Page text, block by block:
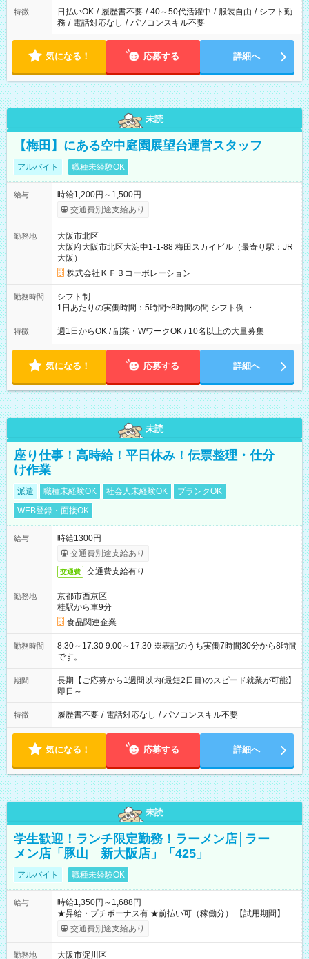
特徴 日払いOK / 履歴書不要 / 40～50代活躍中 / 服装自由 / シフト勤
務 / 電話対応なし / パソコンスキル不要
気になる！ 応募する 詳細へ
未読
【梅田】にある空中庭園展望台運営スタッフ
アルバイト 職種未経験OK
給与
時給1,200円～1,500円
交通費別途支給あり
勤務地
大阪市北区
大阪府大阪市北区大淀中1-1-88 梅田スカイビル（最寄り駅：JR
大阪）
株式会社ＫＦＢコーポレーション
勤務時間
シフト制
1日あたりの実働時間：5時間~8時間の間 シフト例 ・
9:30~18:00 実働7.5時間 ・9:30~14:30 実働5時間 ・
16:00~21:30 実働5.5時間
特徴 週1日からOK / 副業・WワークOK / 10名以上の大量募集
気になる！ 応募する 詳細へ
未読
座り仕事！高時給！平日休み！伝票整理・仕分
け作業
派遣 職種未経験OK 社会人未経験OK
ブランクOK
WEB登録・面接OK
給与
時給1300円
交通費別途支給あり
交通費 交通費支給有り
勤務地
京都市西京区
桂駅から車9分
食品関連企業
勤務時間
8:30～17:30 9:00～17:30 ※表記のうち実働7時間30分から8時間
です。
期間
長期【ご応募から1週間以内(最短2日目)のスピード就業が可能】
即日～
特徴 履歴書不要 / 電話対応なし / パソコンスキル不要
気になる！ 応募する 詳細へ
未読
学生歓迎！ランチ限定勤務！ラーメン店│ラー
メン店「豚山 新大阪店」「425」
アルバイト 職種未経験OK
給与
時給1,350円～1,688円
★昇給・プチボーナス有 ★前払い可（稼働分） 【試用期間】試
用期間なし
交通費別途支給あり
勤務地
大阪市淀川区